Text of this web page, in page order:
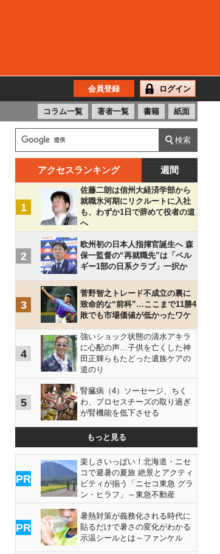
会員登録 ログイン
コラム一覧 著者一覧 書籍 紙面
5号HR通算176号をキャッチしたファンを直撃（本人提供）
アクセスランキング 週間
1
佐藤二朗は信州大経済学部から
就職氷河期にリクルートに入社
も、わずか1日で辞めて役者の道
へ
2
欧州初の日本人指揮官誕生へ 森
保一監督の“再就職先”は「ベル
ギー1部の日系クラブ」一択か
3
菅野智之トレード不成立の裏に
致命的な“前科”…ここまで11勝4
敗でも市場価値が低かったワケ
4
強いショック状態の清水アキラ
に心配の声…子供を亡くした神
田正輝らもたどった遺族ケアの
道のり
5
腎臓病（4）ソーセージ、ちく
わ、プロセスチーズの取り過ぎ
が腎機能を低下させる
もっと見る
PR
楽しさいっぱい！北海道・ニセ
コで避暑の夏旅 絶景とアクティ
ビティが揃う「ニセコ東急 グラ
ン・ヒラフ」～東急不動産
PR
暑熱対策が義務化される時代に
貼るだけで暑さの変化がわかる
示温シールとは～ファンケル